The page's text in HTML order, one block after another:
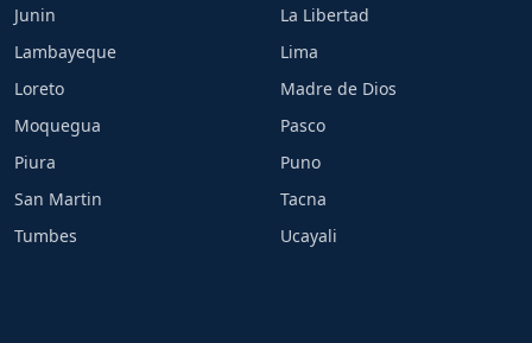
Junin
La Libertad
Lambayeque
Lima
Loreto
Madre de Dios
Moquegua
Pasco
Piura
Puno
San Martin
Tacna
Tumbes
Ucayali